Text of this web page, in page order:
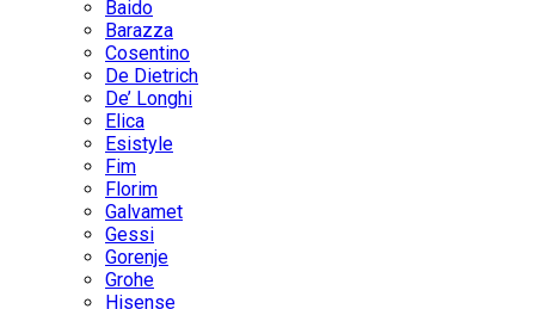
Baido
Barazza
Cosentino
De Dietrich
De’ Longhi
Elica
Esistyle
Fim
Florim
Galvamet
Gessi
Gorenje
Grohe
Hisense